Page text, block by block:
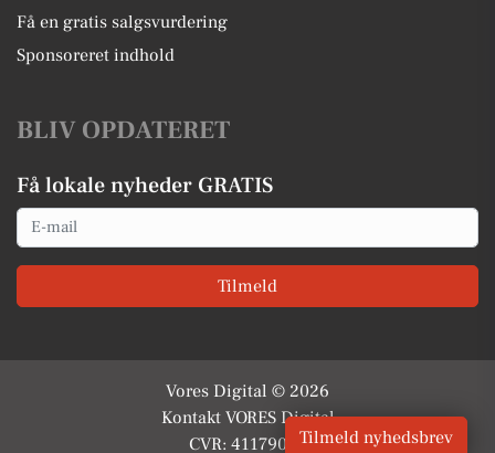
Få en gratis salgsvurdering
Sponsoreret indhold
BLIV OPDATERET
Få lokale nyheder GRATIS
Email
Tilmeld
Vores Digital © 2026
Kontakt VORES Digital
CVR: 41179082Tilmeld nyhedsbrev